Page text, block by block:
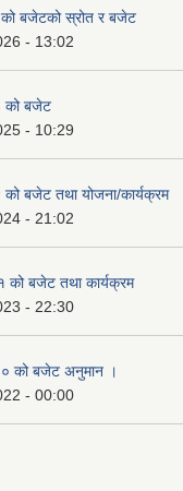
बजेटको स्रोत र बजेट
- 13:02
बजेट
- 10:29
बजेट तथा योजना/कार्यक्रम
- 21:02
बजेट तथा कार्यक्रम
- 22:30
को बजेट अनुमान ।
- 00:00